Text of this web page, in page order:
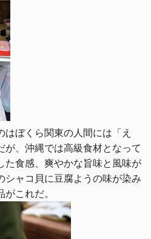
ぼくら関東の人間には「え
が、沖縄では高級食材となって
た食感、爽やかな旨味と風味が
シャコ貝に豆腐ようの味が染み
これだ。